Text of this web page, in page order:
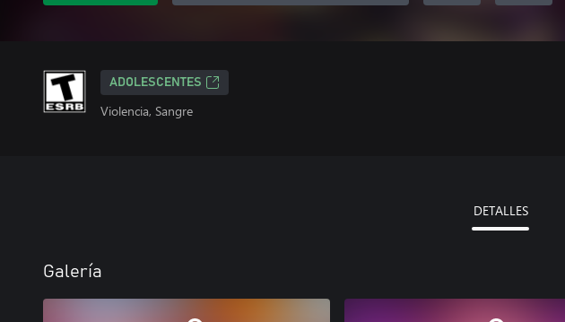
ADOLESCENTES
Violencia, Sangre
DETALLES
Galería